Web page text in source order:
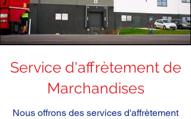
Service d'affrètement de
Marchandises
Nous offrons des services d'affrètement